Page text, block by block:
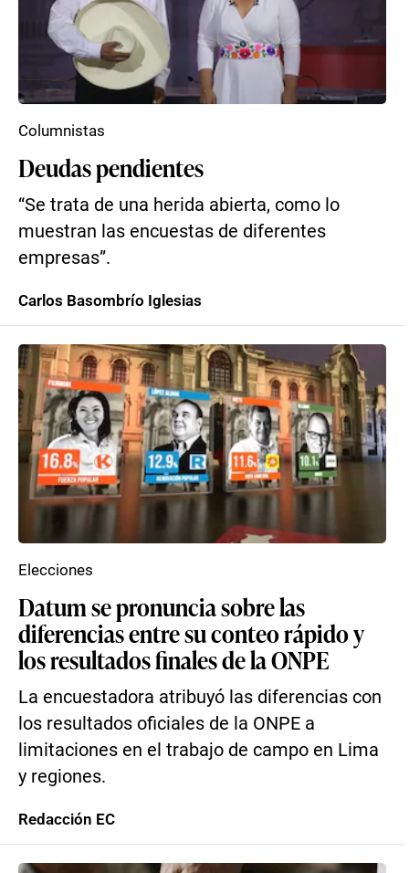
Deudas pendientes
“Se trata de una herida abierta, como lo
muestran las encuestas de diferentes
empresas”.
Columnistas
Carlos Basombrío Iglesias
Datum se pronuncia sobre las
diferencias entre su conteo rápido y
los resultados finales de la ONPE
La encuestadora atribuyó las diferencias con
los resultados oficiales de la ONPE a
limitaciones en el trabajo de campo en Lima
y regiones.
Elecciones
Redacción EC